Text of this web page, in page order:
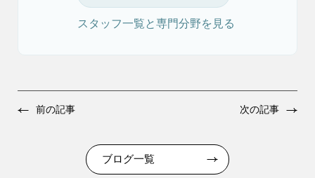
スタッフ一覧と専門分野を見る
前の記事 次の記事
ブログ一覧